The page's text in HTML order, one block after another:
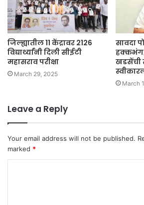
जिल्ह्यातील 11 केंद्रावर 2126
विद्यार्थ्यांनी दिली सीईटी
महासराव परीक्षा
March 29, 2025
सावदा
खडसेंची
March
Leave a Reply
Your email address will not be published.
marked *